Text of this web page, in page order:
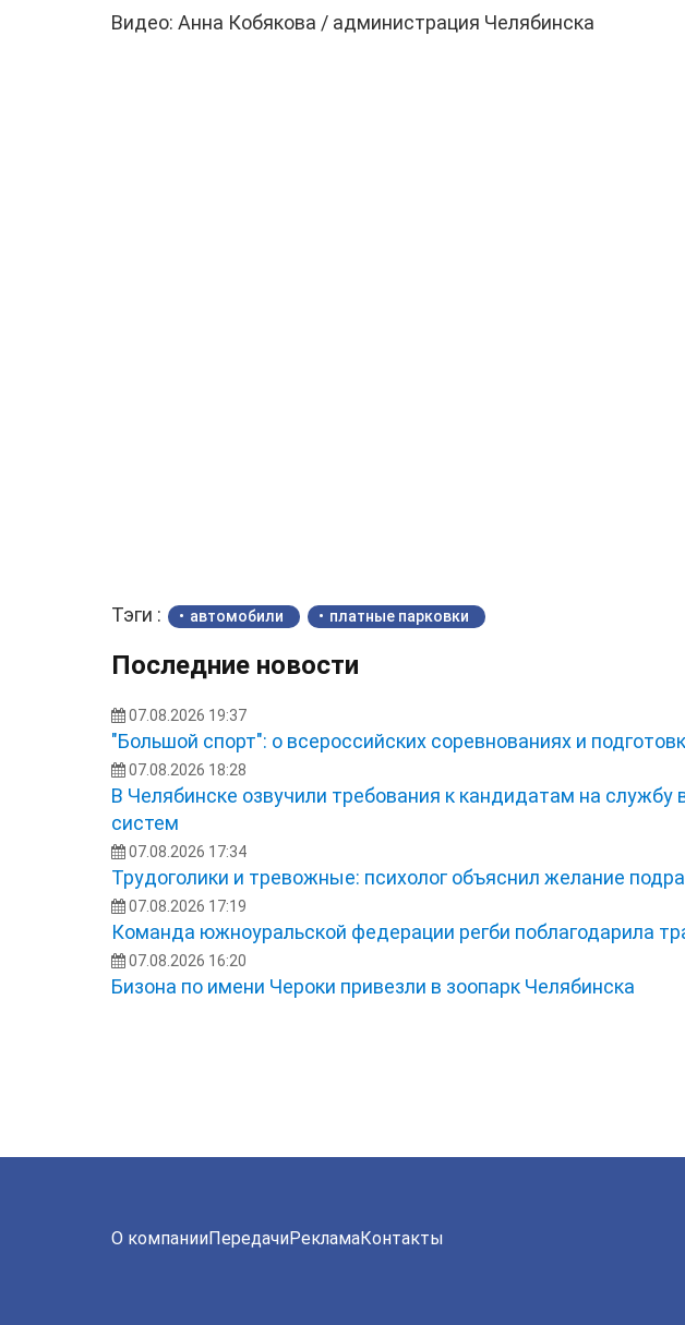
Видео: Анна Кобякова / администрация Челябинска
Тэги : автомобили платные парковки
Последние новости
07.08.2026 19:37
"Большой спорт": о всероссийских соревнованиях и
07.08.2026 18:28
В Челябинске озвучили требования к кандидатам на службу
систем
07.08.2026 17:34
Трудоголики и тревожные: психолог объяснил желание
07.08.2026 17:19
Команда южноуральской федерации регби поблагодарила
07.08.2026 16:20
Бизона по имени Чероки привезли в зоопарк Челябинска
О компанииПередачиРекламаКонтакты